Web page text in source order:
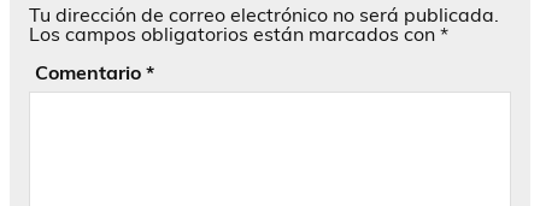
Tu dirección de correo electrónico no será publicada.
Los campos obligatorios están marcados con *
Comentario *